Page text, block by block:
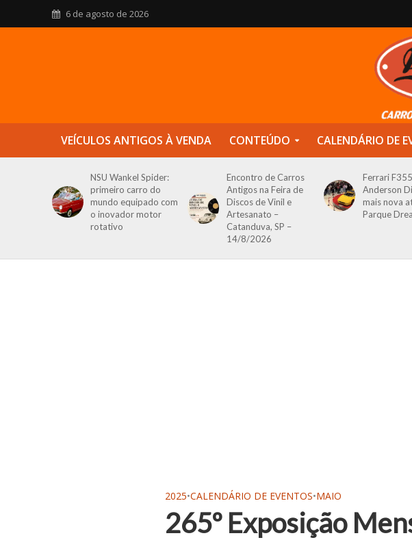
6 de agosto de 2026
VEÍCULOS ANTIGOS À VENDA CONTEÚDO CALENDÁRIO DE
NSU Wankel Spider:
primeiro carro do
mundo equipado com
o inovador motor
rotativo
Encontro de Carros
Antigos na Feira de
Discos de Vinil e
Artesanato –
Catanduva, SP –
14/8/2026
Ferrari
Anderson
mais nova
Parque
2025•CALENDÁRIO DE EVENTOS•MAIO
265º Exposição